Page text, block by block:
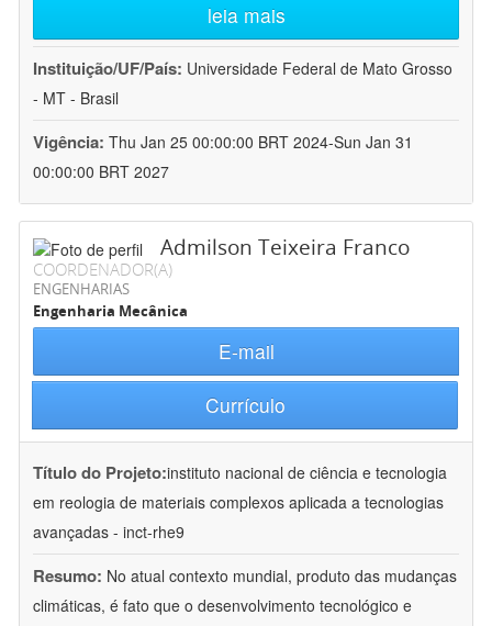
leia mais
Instituição/UF/País: Universidade Federal de Mato Grosso
- MT - Brasil
Vigência: Thu Jan 25 00:00:00 BRT 2024-Sun Jan 31
00:00:00 BRT 2027
Admilson Teixeira Franco
COORDENADOR(A)
ENGENHARIAS
Engenharia Mecânica
E-mail
Currículo
Título do Projeto:instituto nacional de ciência e tecnologia
em reologia de materiais complexos aplicada a tecnologias
avançadas - inct-rhe9
Resumo: No atual contexto mundial, produto das mudanças
climáticas, é fato que o desenvolvimento tecnológico e